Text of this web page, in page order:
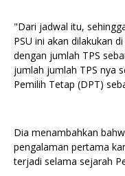
"Dari jadwal itu,
PSU ini akan dilakukan
dengan jumlah TPS
jumlah jumlah TPS nya
Pemilih Tetap (DPT)
Dia menambahkan
pengalaman pertama
terjadi selama sejarah